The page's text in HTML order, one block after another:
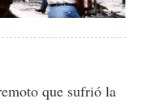
que sufrió la